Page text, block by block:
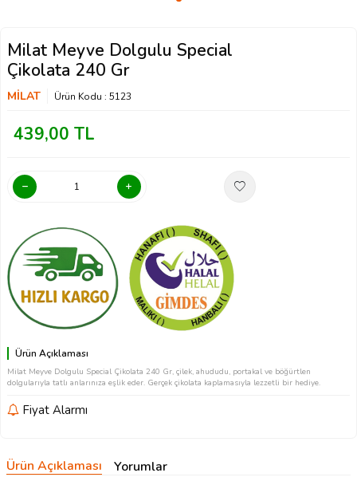
Milat Meyve Dolgulu Special
Çikolata 240 Gr
MİLAT Ürün Kodu : 5123
439,00 TL
Ürün Açıklaması
Milat Meyve Dolgulu Special Çikolata 240 Gr, çilek, ahududu, portakal ve böğürtlen
dolgularıyla tatlı anlarınıza eşlik eder. Gerçek çikolata kaplamasıyla lezzetli bir hediye.
Fiyat Alarmı
Ürün Açıklaması Yorumlar